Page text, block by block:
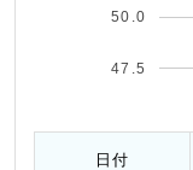
47.5
50.0
日付